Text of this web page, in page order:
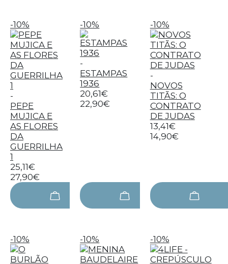
-10%
-
PEPE
MUJICA E
AS FLORES
DA
GUERRILHA
1
25,11€
27,90€
-10%
-
ESTAMPAS
1936
20,61€
22,90€
-10%
-
NOVOS
TITÃS: O
CONTRATO
DE JUDAS
13,41€
14,90€
-10% -10% -10%